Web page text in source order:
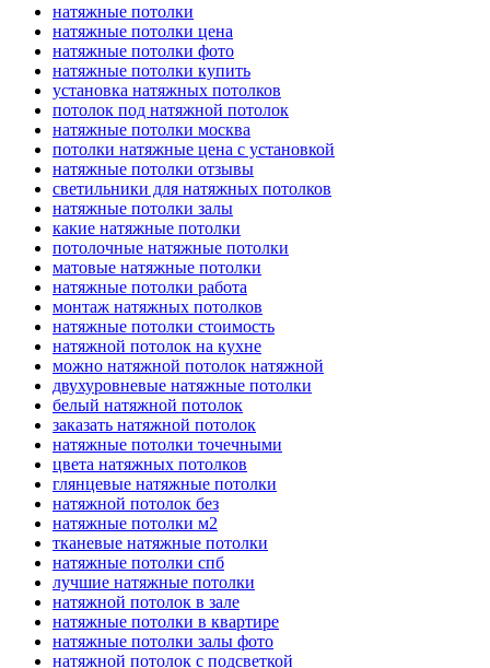
натяжные потолки
натяжные потолки цена
натяжные потолки фото
натяжные потолки купить
установка натяжных потолков
потолок под натяжной потолок
натяжные потолки москва
потолки натяжные цена с установкой
натяжные потолки отзывы
светильники для натяжных потолков
натяжные потолки залы
какие натяжные потолки
потолочные натяжные потолки
матовые натяжные потолки
натяжные потолки работа
монтаж натяжных потолков
натяжные потолки стоимость
натяжной потолок на кухне
можно натяжной потолок натяжной
двухуровневые натяжные потолки
белый натяжной потолок
заказать натяжной потолок
натяжные потолки точечными
цвета натяжных потолков
глянцевые натяжные потолки
натяжной потолок без
натяжные потолки м2
тканевые натяжные потолки
натяжные потолки спб
лучшие натяжные потолки
натяжной потолок в зале
натяжные потолки в квартире
натяжные потолки залы фото
натяжной потолок с подсветкой